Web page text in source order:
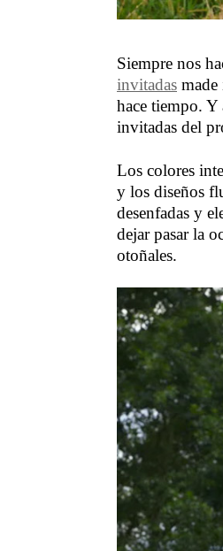
Siempre nos
invitadas made
hace tiempo.
invitadas del
Los colores
y los diseños
desenfadas y
dejar pasar la
otoñales.